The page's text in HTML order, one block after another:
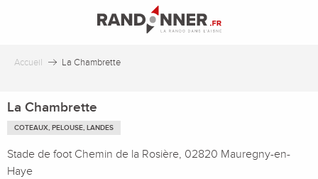
principal
Accueil La Chambrette
La Chambrette
COTEAUX, PELOUSE, LANDES
Stade de foot Chemin de la Rosière, 02820 Mauregny-en-
Haye